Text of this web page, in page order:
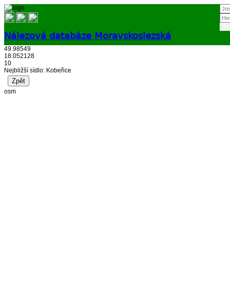
Nálezová databáze Moravskoslezská
Přihlásit
49.98549
18.052128
10
Nejbližší sídlo: Kobeřice
osm